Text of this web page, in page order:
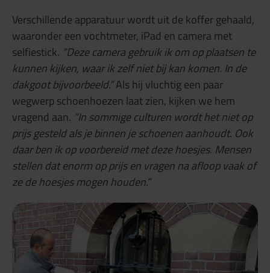
Verschillende apparatuur wordt uit de koffer gehaald,
waaronder een vochtmeter, iPad en camera met
selfiestick. “Deze camera gebruik ik om op plaatsen te
kunnen kijken, waar ik zelf niet bij kan komen. In de
dakgoot bijvoorbeeld.”Als hij vluchtig een paar
wegwerp schoenhoezen laat zien, kijken we hem
vragend aan. “In sommige culturen wordt het niet op
prijs gesteld als je binnen je schoenen aanhoudt. Ook
daar ben ik op voorbereid met deze hoesjes. Mensen
stellen dat enorm op prijs en vragen na afloop vaak of
ze de hoesjes mogen houden.”